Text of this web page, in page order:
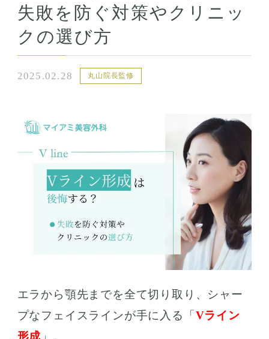
失敗を防ぐ対策やクリニッ
クの選び方
2025.02.28 丸山院長監修
エラから顎先までを全て切り取り、シャー
プなフェイスラインが手に入る「 Vライン
形成 」。